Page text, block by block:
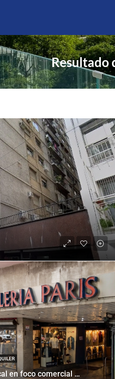
Resultado
Local en foco comercial Av. Acoyte 85